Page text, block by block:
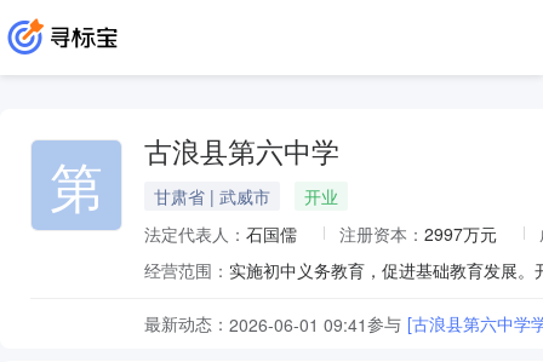
第 古浪县第六中学
甘肃省 | 武威市
开业
法定代表人： 石国儒 注册资本： 2997万元
经营范围： 实施初中义务教育，促进基础教育发展
最新动态： 2026-06-01 09:41参与 [古浪县第六中学